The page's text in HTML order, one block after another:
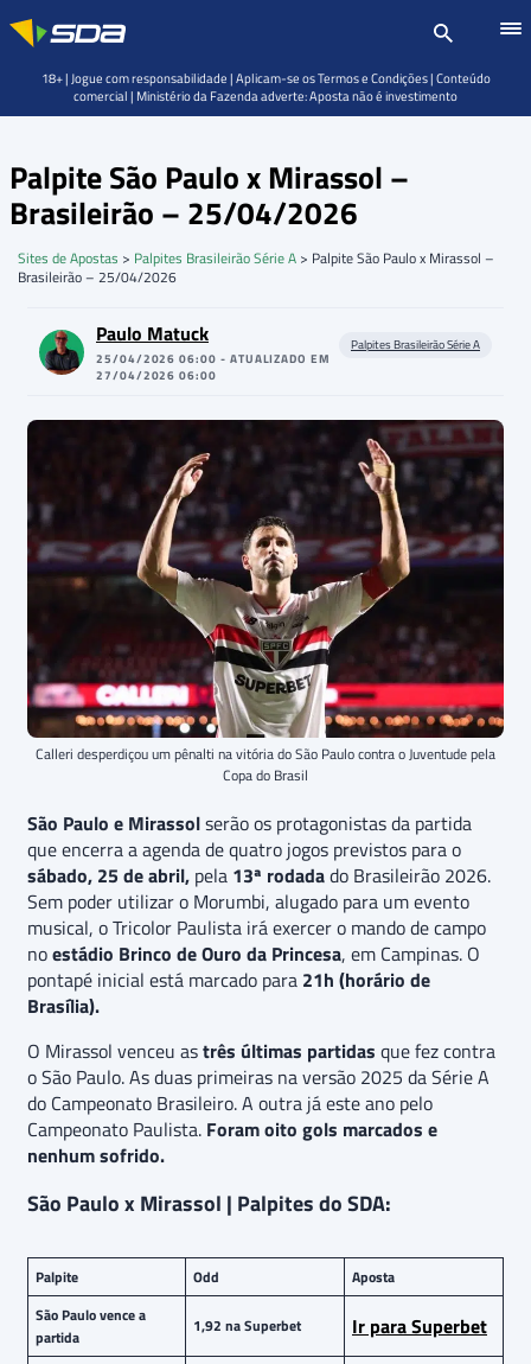
Palpite São Paulo x Mirassol –
Brasileirão – 25/04/2026
Sites de Apostas > Palpites Brasileirão Série A > Palpite São Paulo x Mirassol –
Brasileirão – 25/04/2026
Paulo Matuck
25/04/2026 06:00 - ATUALIZADO EM
27/04/2026 06:00
Palpites Brasileirão Série A
Calleri desperdiçou um pênalti na vitória do São Paulo contra o Juventude pela
Copa do Brasil
São Paulo e Mirassolserão os protagonistas da partida
que encerra a agenda de quatro jogos previstos para o
sábado, 25 de abril, pela 13ª rodadado Brasileirão 2026.
Sem poder utilizar o Morumbi, alugado para um evento
musical, o Tricolor Paulista irá exercer o mando de campo
noestádio Brinco de Ouro da Princesa, em Campinas. O
pontapé inicial está marcado para 21h (horário de
Brasília).
O Mirassol venceu astrês últimas partidas que fez contra
o São Paulo. As duas primeiras na versão 2025 da Série A
do Campeonato Brasileiro. A outra já este ano pelo
Campeonato Paulista. Foram oito gols marcados e
nenhum sofrido.
São Paulo x Mirassol | Palpites do SDA:
Palpite Odd
Aposta
São Paulo vence a
partida
1,92 na Superbet Ir para Superbet
18+ | Jogue com responsabilidade | Aplicam-se os Termos e Condições | Conteúdo
comercial | Ministério da Fazenda adverte: Aposta não é investimento